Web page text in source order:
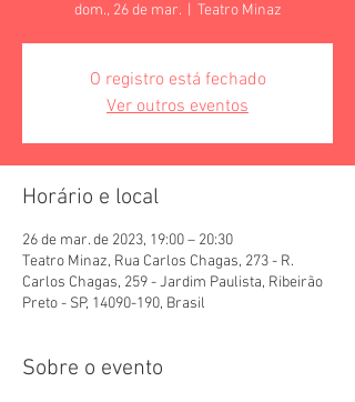
dom., 26 de mar.
  |
Teatro Minaz
O registro está fechado
Ver outros eventos
Horário e local
26 de mar. de 2023, 19:00 – 20:30
Teatro Minaz, Rua Carlos Chagas, 273 - R.
Carlos Chagas, 259 - Jardim Paulista, Ribeirão
Preto - SP, 14090-190, Brasil
Sobre o evento